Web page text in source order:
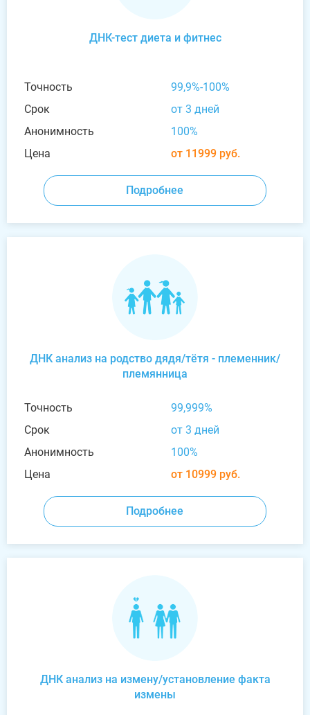
ДНК-тест диета и фитнес
Точность
99,9%-100%
Срок
от 3 дней
Анонимность
100%
Цена
от 11999 руб.
Подробнее
ДНК анализ на родство дядя/тётя - племенник/
племянница
Точность
99,999%
Срок
от 3 дней
Анонимность
100%
Цена
от 10999 руб.
Подробнее
ДНК анализ на измену/установление факта
измены